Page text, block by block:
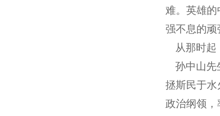
难。英雄
强不息的顽
从那时起
孙中山先
拯斯民于
政治纲领，